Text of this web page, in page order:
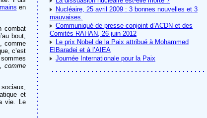
en
combat
bout,
comme
c’est
comme
et
vie. Le
Nucléaire, 25 avril 2009 : 3 bonnes nouvelles et 3
mauvaises.
Communiqué de presse conjoint d’ACDN et des
Comités RAHAN, 26 juin 2012
Le prix Nobel de la Paix attribué à Mohammed
ElBaradei et à l’AIEA
Journée Internationale pour la Paix